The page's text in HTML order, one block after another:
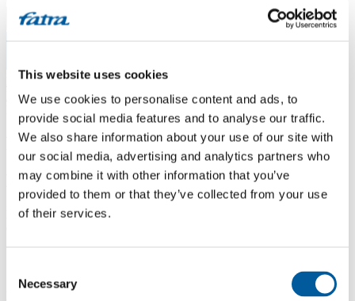
This website uses cookies
We use cookies to personalise content and ads, to
provide social media features and to analyse our traffic.
We also share information about your use of our site with
our social media, advertising and analytics partners who
may combine it with other information that you’ve
provided to them or that they’ve collected from your use
of their services.
Selection
Necessary
Menu
Domů/
Dotazy/
Ftaláty
Dotaz
Dobrý den, od kterého roku vyrabíte vinylové podlahy bez ftalátů?
Dobrý den, ftaláty se nepoužívají od ledna 2015. Vstupní suroviny